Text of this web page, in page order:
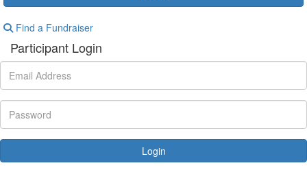
Find a Fundraiser
Participant Login
Login